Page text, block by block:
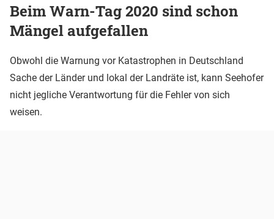
Beim Warn-Tag 2020 sind schon
Mängel aufgefallen
Obwohl die Warnung vor Katastrophen in Deutschland
Sache der Länder und lokal der Landräte ist, kann Seehofer
nicht jegliche Verantwortung für die Fehler von sich
weisen.